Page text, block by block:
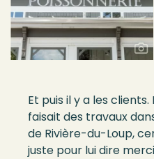
Et puis il y a les clients.
faisait des travaux
de Rivière-du-Loup,
juste pour lui dire